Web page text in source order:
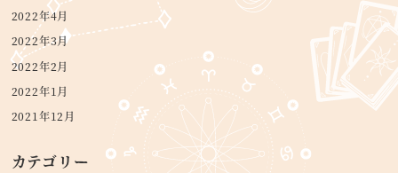
2022年4月
2022年3月
2022年2月
2022年1月
2021年12月
カテゴリー